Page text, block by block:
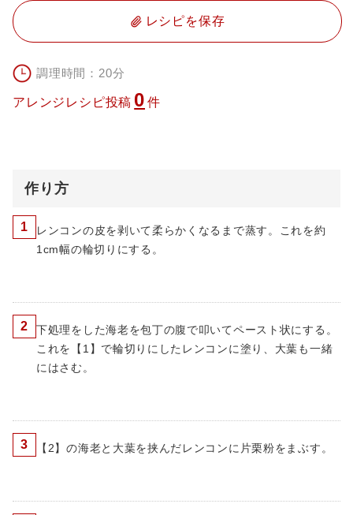
レシピを保存
調理時間：20分
アレンジレシピ投稿 0 件
作り方
1
レンコンの皮を剥いて柔らかくなるまで蒸す。これを約
1cm幅の輪切りにする。
2
下処理をした海老を包丁の腹で叩いてペースト状にする。
これを【1】で輪切りにしたレンコンに塗り、大葉も一緒
にはさむ。
3 【2】の海老と大葉を挟んだレンコンに片栗粉をまぶす。